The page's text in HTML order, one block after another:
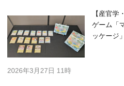
【産官学
ゲーム「
ッケージ
2026年3月27日 11時